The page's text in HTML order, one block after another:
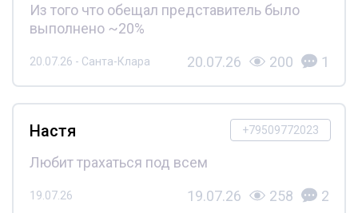
Из того что обещал представитель было
выполнено ~20%
20.07.26 - Санта-Клара 20.07.26 200 1
+79509772023
Настя
Любит трахаться под всем
19.07.26 19.07.26 258 2